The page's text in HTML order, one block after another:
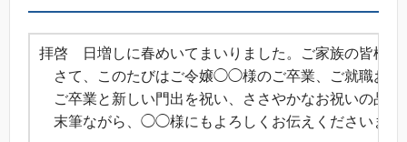
拝啓 日増しに春めいてまいりました。ご家族の皆様
さて、このたびはご令嬢◯◯様のご卒業、ご就職おめ
ご卒業と新しい門出を祝い、ささやかなお祝いの品
末筆ながら、◯◯様にもよろしくお伝えくださいませ